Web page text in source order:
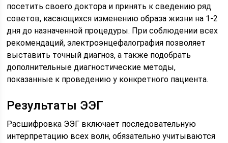
посетить своего доктора и принять к сведению ряд
советов, касающихся изменению образа жизни на 1-2
дня до назначенной процедуры. При соблюдении всех
рекомендаций, электроэнцефалография позволяет
выставить точный диагноз, а также подобрать
дополнительные диагностические методы,
показанные к проведению у конкретного пациента.
Результаты ЭЭГ
Расшифровка ЭЭГ включает последовательную
интерпретацию всех волн, обязательно учитываются